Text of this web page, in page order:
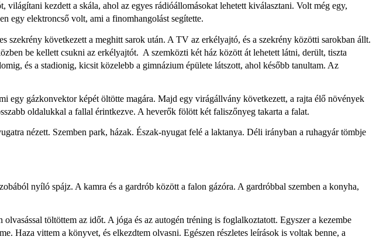
kezdett a skála, ahol az egyes rádióállomásokat lehetett kiválasztani. Volt még egy,
egy elektroncső volt, ami a finomhangolást segítette.
szekrény következett a meghitt sarok után. A TV az erkélyajtó, és a szekrény közötti sarokban állt.
be kellett csukni az erkélyajtót. A szemközti két ház között át lehetett látni, derült, tiszta
és a stadionig, kicsit közelebb a gimnázium épülete látszott, ahol később tanultam. Az
egy gázkonvektor képét öltötte magára. Majd egy virágállvány következett, a rajta élő növények
oldalukkal a fallal érintkezve. A heverők fölött két faliszőnyeg takarta a falat.
nézett. Szemben park, házak. Észak-nyugat felé a laktanya. Déli irányban a ruhagyár tömbje
nyíló spájz. A kamra és a gardrób között a falon gázóra. A gardróbbal szemben a konyha,
töltöttem az időt. A jóga és az autogén tréning is foglalkoztatott. Egyszer a kezembe
Haza vittem a könyvet, és elkezdtem olvasni. Egészen részletes leírások is voltak benne, a